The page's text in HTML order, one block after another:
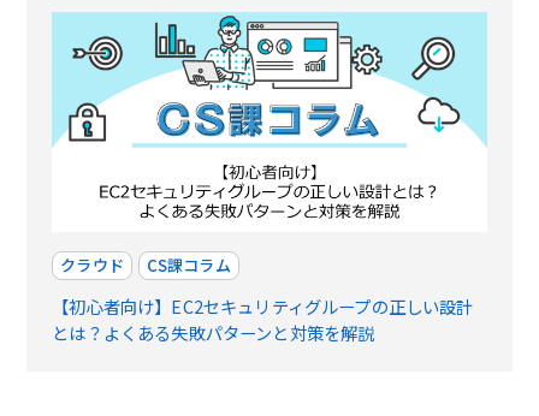
クラウド CS課コラム
【初心者向け】EC2セキュリティグループの正しい設計
とは？よくある失敗パターンと対策を解説